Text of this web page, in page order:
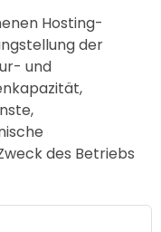
Hosting-
der
und
des Betriebs